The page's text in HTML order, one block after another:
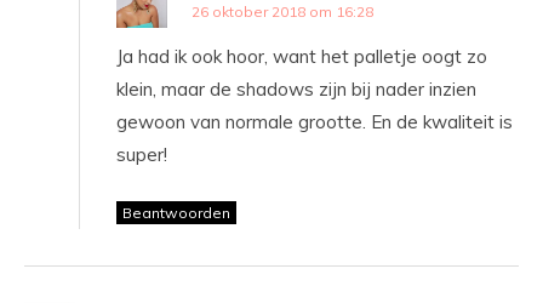
26 oktober 2018 om 16:28
Ja had ik ook hoor, want het palletje oogt zo
klein, maar de shadows zijn bij nader inzien
gewoon van normale grootte. En de kwaliteit is
super!
Beantwoorden